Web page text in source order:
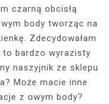
czarną obcisłą
body tworząc na
Zdecydowałam
to bardzo wyrazisty
naszyjnik ze sklepu
Może macie inne
z owym body?